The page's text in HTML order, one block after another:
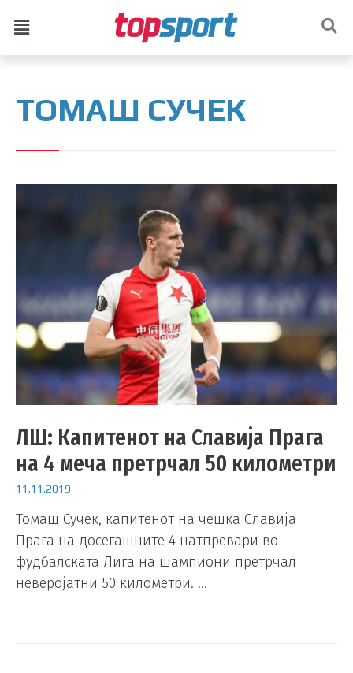
ТОМАШ СУЧЕК
ЛШ: Капитенот на Славија Прага
на 4 меча претрчал 50 километри
11.11.2019
Томаш Сучек, капитенот на чешка Славија
Прага на досегашните 4 натпревари во
фудбалската Лига на шампиони претрчал
неверојатни 50 километри. …